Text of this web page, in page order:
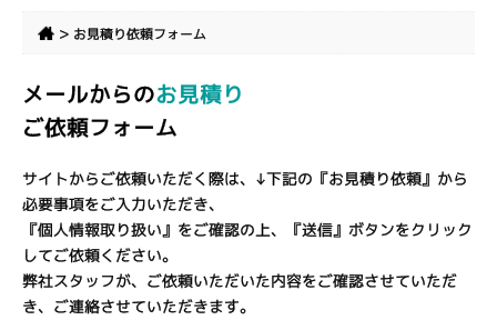
> お見積り依頼フォーム
メールからのお見積り
ご依頼フォーム
サイトからご依頼いただく際は、↓下記の『お見積り依頼』から
必要事項をご入力いただき、
『個人情報取り扱い』をご確認の上、『送信』ボタンをクリック
してご依頼ください。
弊社スタッフが、ご依頼いただいた内容をご確認させていただ
き、ご連絡させていただきます。